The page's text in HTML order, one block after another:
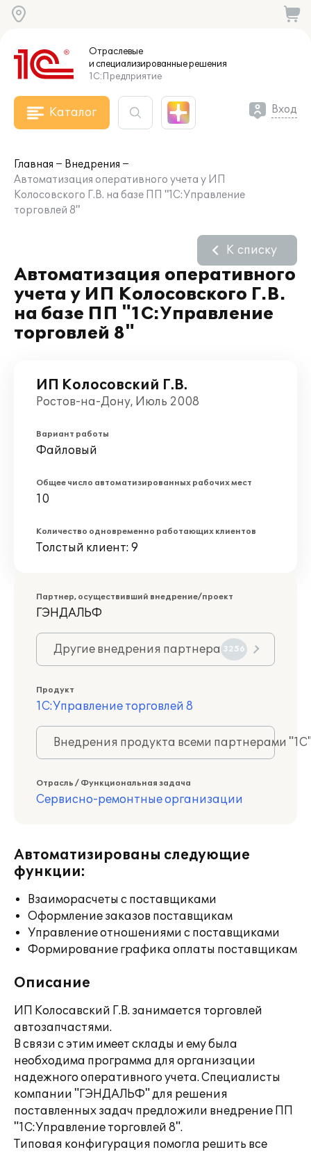
Отраслевые
и специализированныерешения
1С:Предприятие
Каталог Вход
Главная
Внедрения
Автоматизация оперативного учета у ИП
Колосовского Г.В. на базе ПП "1С:Управление
торговлей 8"
Автоматизация оперативного
учета у ИП Колосовского Г.В.
на базе ПП "1С:Управление
торговлей 8"
К списку
ИП Колосовский Г.В.
Ростов-на-Дону, Июль 2008
Вариант работы
Файловый
Общее число автоматизированных рабочих мест
10
Количество одновременно работающих клиентов
Толстый клиент: 9
Партнер, осуществивший внедрение/проект
ГЭНДАЛЬФ
Другие внедрения партнера 3256
Продукт
1С:Управление торговлей 8
Внедрения продукта всеми партнерами
Отрасль / Функциональная задача
Сервисно-ремонтные организации
Автоматизированы следующие
функции:
Взаиморасчеты с поставщиками
Оформление заказов поставщикам
Управление отношениями с поставщиками
Формирование графика оплаты поставщикам
Описание
ИП Колосавский Г.В. занимается торговлей
автозапчастями.
В связи с этим имеет склады и ему была
необходима программа для организации
надежного оперативного учета. Специалисты
компании "ГЭНДАЛЬФ" для решения
поставленных задач предложили внедрение ПП
"1С:Управление торговлей 8".
Типовая конфигурация помогла решить все